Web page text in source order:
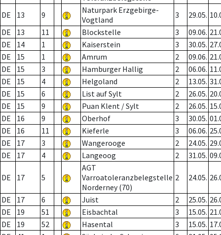
DE 13 9
Naturpark Erzgebirge-
Vogtland
3 29.05.
DE
13 11 Blockstelle 3 09.06.
DE
14 1 Kaiserstein 3 30.05.
DE
15 1 Amrum 2 09.06.
DE
15 3 Hamburger Hallig 2 06.06.
DE
15 4 Helgoland 2 13.05.
DE
15 6 List auf Sylt 2 26.05.
DE
15 9 Puan Klent / Sylt 2 26.05.
DE
16 9 Oberhof 3 30.05.
DE
16 11 Kieferle 3 06.06.
DE
17 3 Wangerooge 2 24.05.
DE
17 4 Langeoog 2 31.05.
DE 17 5
AGT
Varroatoleranzbelegstelle
Norderney (70)
2 24.05.
DE 17 6 Juist 2 25.05.
DE
19 51 Eisbachtal 3 15.05.
DE
19 52 Hasental 3 15.05.